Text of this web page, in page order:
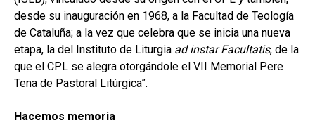
desde su inauguración en 1968, a la Facultad de Teología
de Cataluña; a la vez que celebra que se inicia una nueva
etapa, la del Instituto de Liturgia ad instar Facultatis, de la
que el CPL se alegra otorgándole el VII Memorial Pere
Tena de Pastoral Litúrgica”.
Hacemos memoria